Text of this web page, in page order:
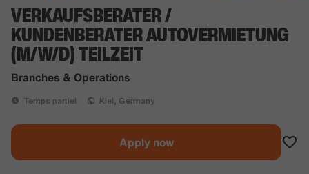
VERKAUFSBERATER /
KUNDENBERATER AUTOVERMIETUNG
(M/W/D) TEILZEIT
Branches & Operations
Temps partiel Kiel, Germany
Apply now